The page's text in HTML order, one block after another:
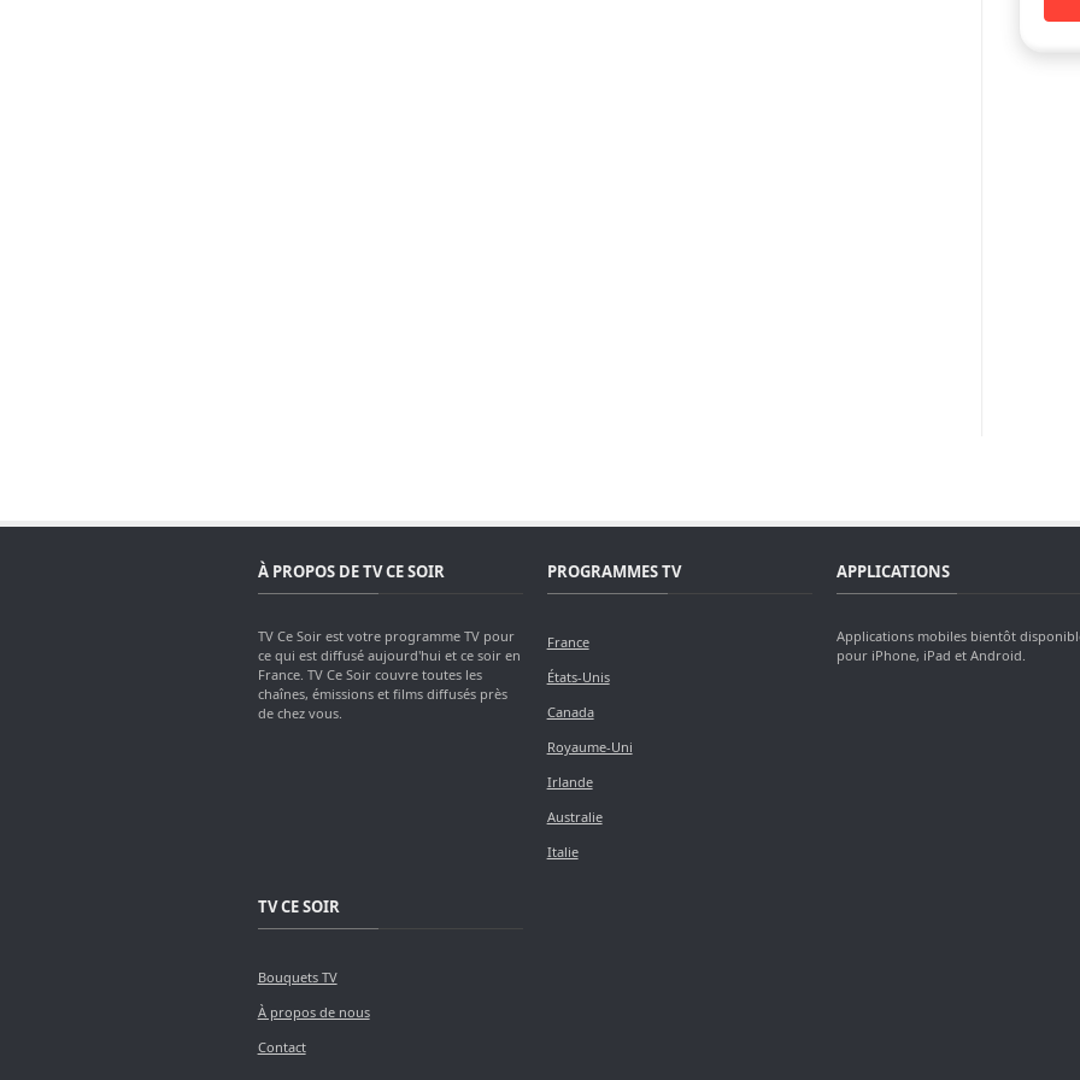
À PROPOS DE TV CE SOIR
TV Ce Soir est votre programme TV pour
ce qui est diffusé aujourd'hui et ce soir en
France. TV Ce Soir couvre toutes les
chaînes, émissions et films diffusés près
de chez vous.
PROGRAMMES TV
France
États-Unis
Canada
Royaume-Uni
Irlande
Australie
Italie
APPLICATIONS
Applications mobiles bientôt
pour iPhone, iPad et Android.
TV CE SOIR
Bouquets TV
À propos de nous
Contact